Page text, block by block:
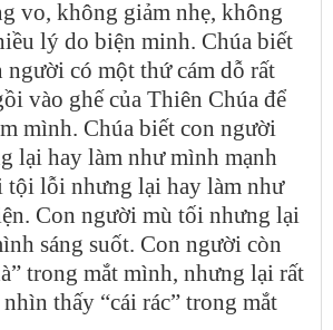
vo, không giảm nhẹ, không
lý do biện minh. Chúa biết
có một thứ cám dỗ rất
vào ghế của Thiên Chúa để
mình. Chúa biết con người
lại hay làm như mình mạnh
tội lỗi nhưng lại hay làm như
Con người mù tối nhưng lại
sáng suốt. Con người còn
trong mắt mình, nhưng lại rất
thấy “cái rác” trong mắt